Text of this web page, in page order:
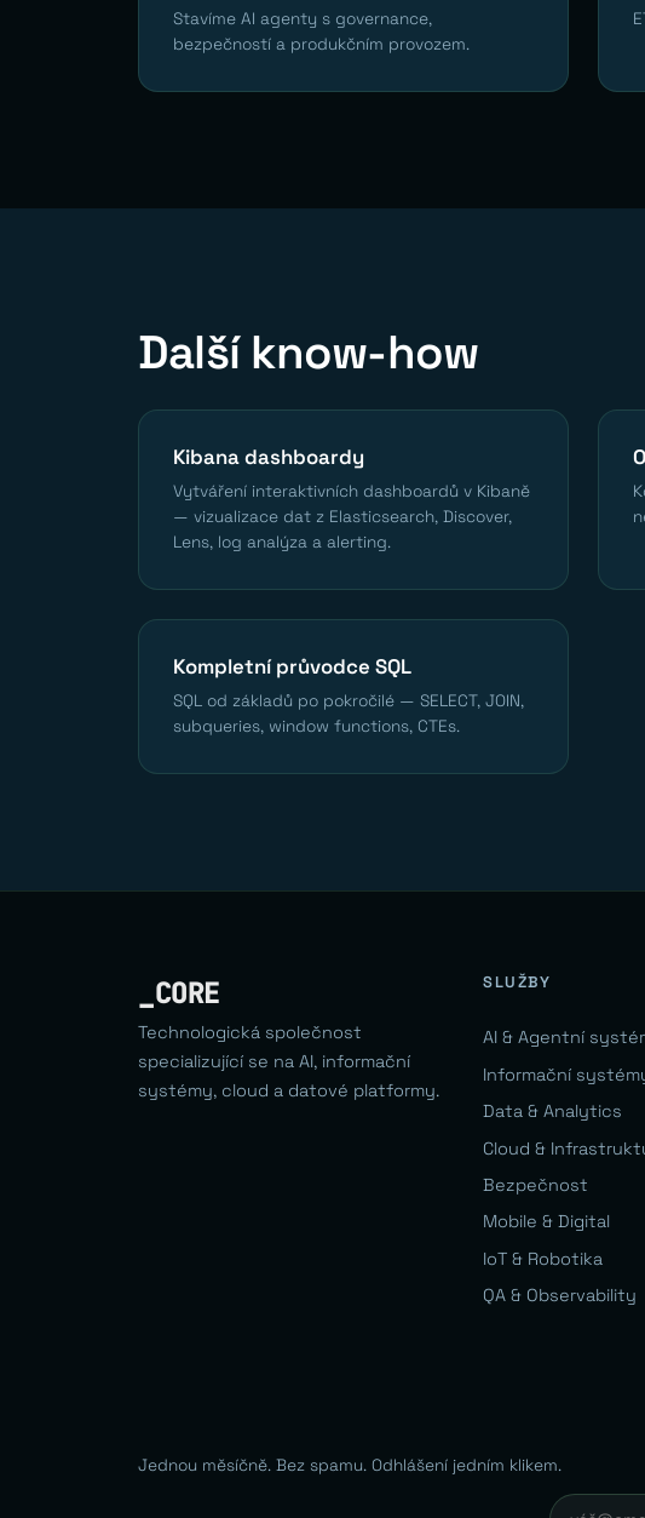
Stavíme AI agenty s governance,
bezpečností a produkčním provozem.
Další know-how
Kibana dashboardy
Vytváření interaktivních dashboardů v Kibaně
— vizualizace dat z Elasticsearch, Discover,
Lens, log analýza a alerting.
Kompletní průvodce SQL
SQL od základů po pokročilé — SELECT, JOIN,
subqueries, window functions, CTEs.
_CORE
Technologická společnost
specializující se na AI, informační
systémy, cloud a datové platformy.
SLUŽBY
AI & Agentní
Informační
Data & Analytics
Cloud &
Bezpečnost
Mobile & Digital
IoT & Robotika
QA & Observability
Jednou měsíčně. Bez spamu. Odhlášení jedním klikem.